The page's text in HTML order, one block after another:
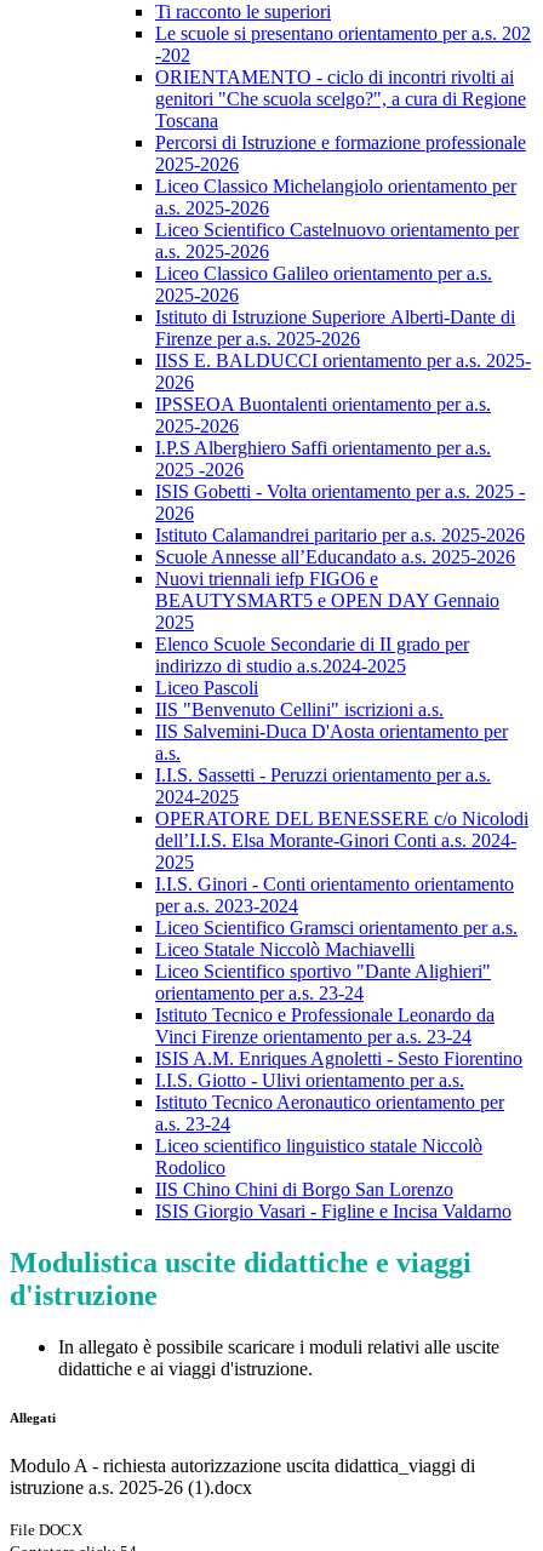
Ti racconto le superiori
Le scuole si presentano orientamento per a.s. 202
-202
ORIENTAMENTO - ciclo di incontri rivolti ai
genitori "Che scuola scelgo?", a cura di Regione
Toscana
Percorsi di Istruzione e formazione professionale
2025-2026
Liceo Classico Michelangiolo orientamento per
a.s. 2025-2026
Liceo Scientifico Castelnuovo orientamento per
a.s. 2025-2026
Liceo Classico Galileo orientamento per a.s.
2025-2026
Istituto di Istruzione Superiore Alberti-Dante di
Firenze per a.s. 2025-2026
IISS E. BALDUCCI orientamento per a.s. 2025-
2026
IPSSEOA Buontalenti orientamento per a.s.
2025-2026
I.P.S Alberghiero Saffi orientamento per a.s.
2025 -2026
ISIS Gobetti - Volta orientamento per a.s. 2025 -
2026
Istituto Calamandrei paritario per a.s. 2025-2026
Scuole Annesse all’Educandato a.s. 2025-2026
Nuovi triennali iefp FIGO6 e
BEAUTYSMART5 e OPEN DAY Gennaio
2025
Elenco Scuole Secondarie di II grado per
indirizzo di studio a.s.2024-2025
Liceo Pascoli
IIS "Benvenuto Cellini" iscrizioni a.s.
IIS Salvemini-Duca D'Aosta orientamento per
a.s.
I.I.S. Sassetti - Peruzzi orientamento per a.s.
2024-2025
OPERATORE DEL BENESSERE c/o Nicolodi
dell’I.I.S. Elsa Morante-Ginori Conti a.s. 2024-
2025
I.I.S. Ginori - Conti orientamento orientamento
per a.s. 2023-2024
Liceo Scientifico Gramsci orientamento per a.s.
Liceo Statale Niccolò Machiavelli
Liceo Scientifico sportivo "Dante Alighieri"
orientamento per a.s. 23-24
Istituto Tecnico e Professionale Leonardo da
Vinci Firenze orientamento per a.s. 23-24
ISIS A.M. Enriques Agnoletti - Sesto Fiorentino
I.I.S. Giotto - Ulivi orientamento per a.s.
Istituto Tecnico Aeronautico orientamento per
a.s. 23-24
Liceo scientifico linguistico statale Niccolò
Rodolico
IIS Chino Chini di Borgo San Lorenzo
ISIS Giorgio Vasari - Figline e Incisa Valdarno
Modulistica uscite didattiche e viaggi
d'istruzione
In allegato è possibile scaricare i moduli relativi alle uscite
didattiche e ai viaggi d'istruzione.
Allegati
Modulo A - richiesta autorizzazione uscita didattica_viaggi di
istruzione a.s. 2025-26 (1).docx
File DOCX